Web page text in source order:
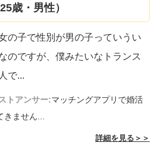
歳・男性）
の子で性別が男の子っていうい
のですが、僕みたいなトランス
で...
トアンサー:マッチングアプリで婚活
きません...
詳細を見る＞＞